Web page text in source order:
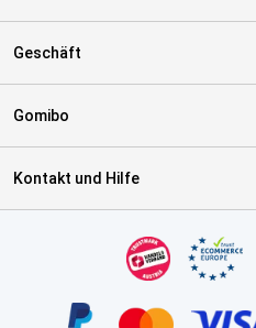
Geschäft
Gomibo
Kontakt und Hilfe